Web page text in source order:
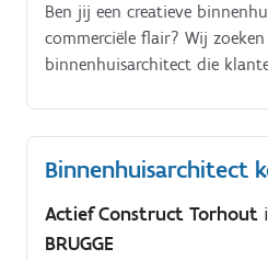
Ben jij een creatieve
commerciële flair? Wij zoeken
binnenhuisarchitect die
Binnenhuisarchitect
Actief Construct Torhout
BRUGGE